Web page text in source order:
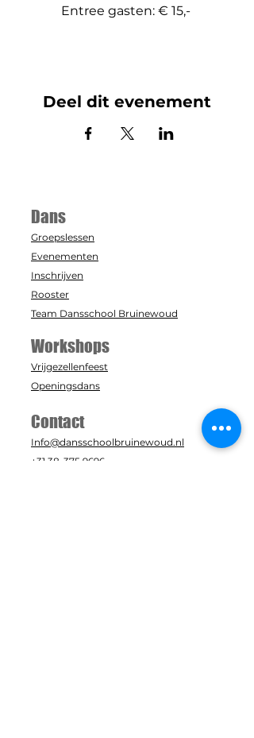
Entree gasten: € 15,-
Deel dit evenement
Dans
Groepslessen
Evenementen
Inschrijven
Rooster
Team Dansschool Bruinewoud
Workshops
Vrijgezellenfeest
Openingsdans
Contact
Info@dansschoolbruinewoud.nl
+31 38-375 9696